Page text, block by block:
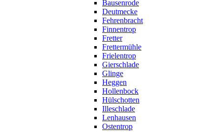
Bausenrode
Deutmecke
Fehrenbracht
Finnentrop
Fretter
Frettermühle
Frielentrop
Gierschlade
Glinge
Heggen
Hollenbock
Hülschotten
Illeschlade
Lenhausen
Ostentrop